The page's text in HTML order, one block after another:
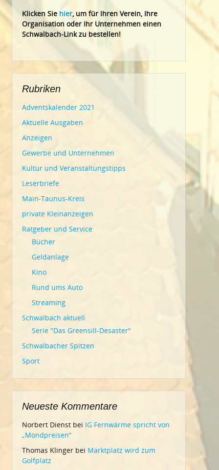
Klicken Sie hier, um für Ihren Verein, Ihre
Organisation oder Ihr Unternehmen einen
Schwalbach-Link zu bestellen!
Rubriken
Adventskalender 2021
Aktuelle Ausgaben
Anzeigen
Gewerbe und Unternehmen
Kultur und Veranstaltungstipps
Leserbriefe
Main-Taunus-Kreis
private Kleinanzeigen
Ratgeber und Service
Bücher
Geldanlage
Kino
Rund ums Auto
Streaming
Schwalbach aktuell
Serie "Das Greensill-Desaster"
Schwalbacher Spitzen
Sport
Neueste Kommentare
Norbert Dienst bei IG Fernwärme spricht von
„Mondpreisen“
Thomas Klinger bei Marktplatz wird zum
Golfplatz